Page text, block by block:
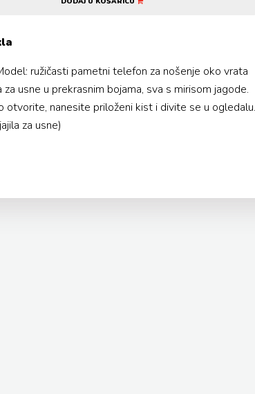
ružičasti pametni telefon za nošenje oko vrata
za usne u prekrasnim bojama, sva s mirisom jagode.
otvorite, nanesite priloženi kist i divite se u ogledalu.
za usne)